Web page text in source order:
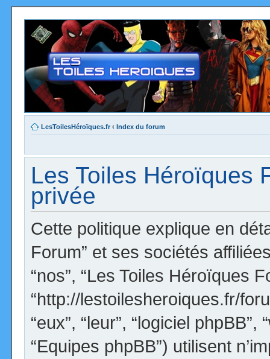
LesToilesHéroïques.fr ‹ Index du forum
Les Toiles Héroïques
privée
Cette politique explique en
Forum” et ses sociétés
“nos”, “Les Toiles Héroïques
“http://lestoilesheroiques.fr/
“eux”, “leur”, “logiciel
“Equipes phpBB”) utilisent